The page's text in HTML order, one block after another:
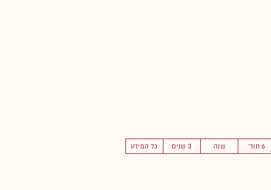
6 חוד' שנה 3 שנים כל המידע